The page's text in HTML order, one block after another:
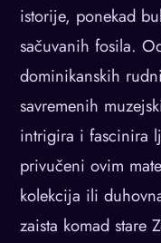
istorije, ponekad
sačuvanih fosila.
dominikanskih
savremenih
intrigira i fascinira
privučeni ovim
kolekcija ili
zaista komad stare